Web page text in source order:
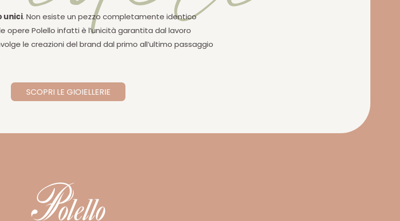
unici. Non esiste un pezzo completamente identico
opere Polello infatti è l’unicità garantita dal lavoro
le creazioni del brand dal primo all’ultimo passaggio
SCOPRI LE GIOIELLERIE